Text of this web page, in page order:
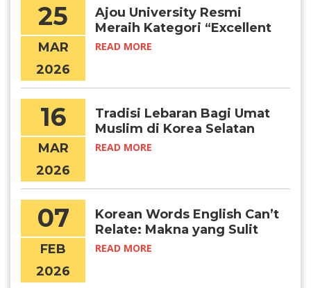
25
MAR
2026
Ajou University Resmi
Meraih Kategori “Excellent
Certified University” (IEQAS)
READ MORE
16
MAR
2026
Tradisi Lebaran Bagi Umat
Muslim di Korea Selatan
READ MORE
07
FEB
2026
Korean Words English Can’t
Relate: Makna yang Sulit
Diterjemahkan
READ MORE